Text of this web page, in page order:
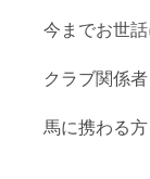
今までお世
クラブ関係
馬に携わる